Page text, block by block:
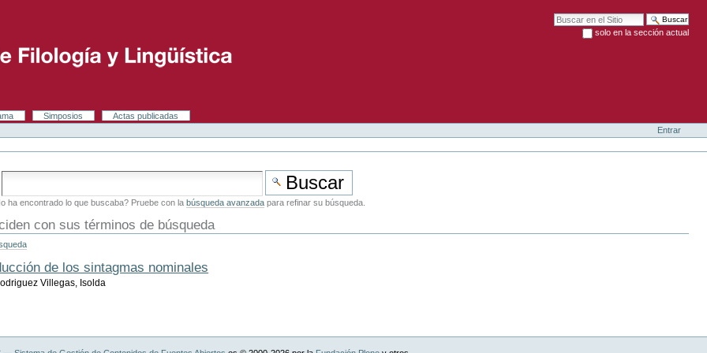
Buscar
solo en la sección actual
Simposios
Actas publicadas
Entrar
ha encontrado lo que buscaba? Pruebe con la búsqueda avanzada para refinar su búsqueda.
con sus términos de búsqueda
de los sintagmas nominales
Villegas, Isolda